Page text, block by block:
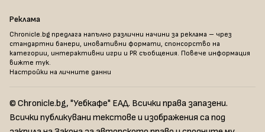
Реклама
Chronicle.bg предлага напълно различни начини за реклама – чрез
стандартни банери, иновативни формати, спонсорство на
категории, интерактивни игри и PR съобщения. Повече информация
вижте тук.
Настройки на личните данни
© Chronicle.bg, "Уебкафе" ЕАД. Всички права запазени.
Всички публикувани текстове и изображения са под